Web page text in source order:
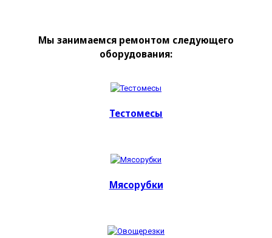
Мы занимаемся ремонтом следующего
оборудования:
Тестомесы
Мясорубки